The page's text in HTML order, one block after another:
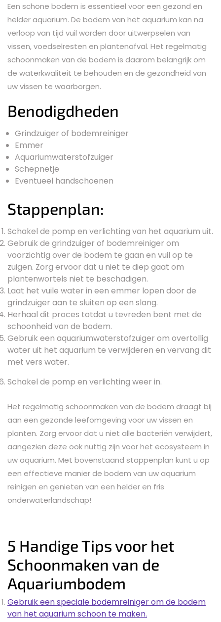
Een schone bodem is essentieel voor een gezond en
helder aquarium. De bodem van het aquarium kan na
verloop van tijd vuil worden door uitwerpselen van
vissen, voedselresten en plantenafval. Het regelmatig
schoonmaken van de bodem is daarom belangrijk om
de waterkwaliteit te behouden en de gezondheid van
uw vissen te waarborgen.
Benodigdheden
Grindzuiger of bodemreiniger
Emmer
Aquariumwaterstofzuiger
Schepnetje
Eventueel handschoenen
Stappenplan:
Schakel de pomp en verlichting van het aquarium uit.
Gebruik de grindzuiger of bodemreiniger om
voorzichtig over de bodem te gaan en vuil op te
zuigen. Zorg ervoor dat u niet te diep gaat om
plantenwortels niet te beschadigen.
Laat het vuile water in een emmer lopen door de
grindzuiger aan te sluiten op een slang.
Herhaal dit proces totdat u tevreden bent met de
schoonheid van de bodem.
Gebruik een aquariumwaterstofzuiger om overtollig
water uit het aquarium te verwijderen en vervang dit
met vers water.
Schakel de pomp en verlichting weer in.
Het regelmatig schoonmaken van de bodem draagt bij
aan een gezonde leefomgeving voor uw vissen en
planten. Zorg ervoor dat u niet alle bacteriën verwijdert,
aangezien deze ook nuttig zijn voor het ecosysteem in
uw aquarium. Met bovenstaand stappenplan kunt u op
een effectieve manier de bodem van uw aquarium
reinigen en genieten van een helder en fris
onderwaterlandschap!
5 Handige Tips voor het
Schoonmaken van de
Aquariumbodem
Gebruik een speciale bodemreiniger om de bodem
van het aquarium schoon te maken.